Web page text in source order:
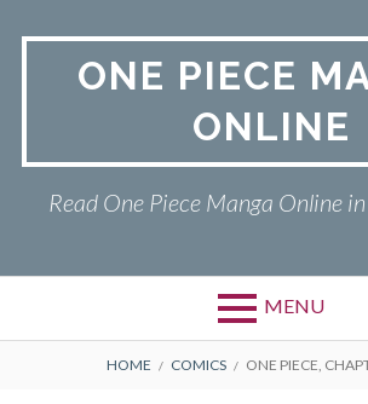
ONE PIECE
ONLINE
Read One Piece Manga Online
MENU
Primary
ONE PIECE
BREADCRUMBS
HOME COMICS ONE PIECE,